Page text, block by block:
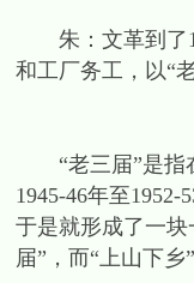
朱：文革到了
和工厂务工，以“
“老三届”是指在
1945-46年至
于是就形成了一
届”，而“上山下乡